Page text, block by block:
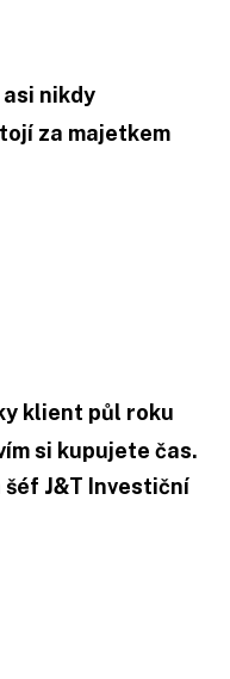
nikdy
za majetkem
klient půl roku
si kupujete čas.
šéf J&T Investiční